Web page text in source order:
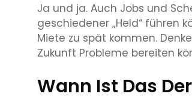
Ja und ja. Auch Jobs und
geschiedener „Held“ führen
Miete zu spät kommen.
Zukunft Probleme bereiten
Wann Ist Das